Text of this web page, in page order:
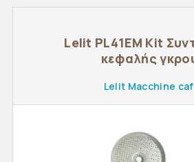
Lelit PL41EM Kit
κεφαλής
Lelit Macchine